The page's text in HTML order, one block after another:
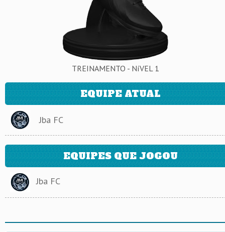
TREINAMENTO - NíVEL 1
EQUIPE ATUAL
Jba FC
EQUIPES QUE JOGOU
Jba FC